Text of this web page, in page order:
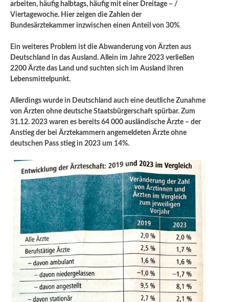
arbeiten, häufig halbtags, häufig mit einer Dreitage – /
Viertagewoche. Hier zeigen die Zahlen der
Bundesärztekammer inzwischen einen Anteil von 30%.
Ein weiteres Problem ist die Abwanderung von Ärzten aus
Deutschland in das Ausland. Allein im Jahre 2023 verließen
2200 Ärzte das Land und suchten sich im Ausland ihren
Lebensmittelpunkt.
Allerdings wurde in Deutschland auch eine deutliche Zunahme
von Ärzten ohne deutsche Staatsbürgerschaft spürbar. Zum
31.12. 2023 waren es bereits 64 000 ausländische Ärzte – der
Anstieg der bei Ärztekammern angemeldeten Ärzte ohne
deutschen Pass stieg in 2023 um 14%.